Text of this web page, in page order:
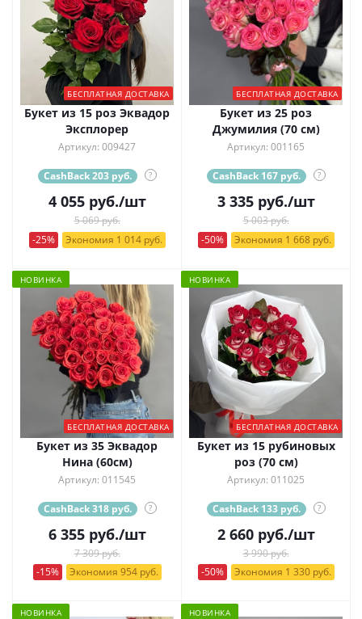
БЕСПЛАТНАЯ ДОСТАВКА
Букет из 15 роз Эквадор
Эксплорер
Артикул: 009427
CashBack 203 руб. ?
4 055руб./шт
5 069 руб.
-25%
Экономия 1 014 руб.
БЕСПЛАТНАЯ ДОСТАВКА
Букет из 25 роз
Джумилия (70 см)
Артикул: 001165
CashBack 167 руб. ?
3 335руб./шт
5 003 руб.
-50%
Экономия 1 668 руб.
НОВИНКА
БЕСПЛАТНАЯ ДОСТАВКА
Букет из 35 Эквадор
Нина (60см)
Артикул: 011545
CashBack 318 руб. ?
6 355руб./шт
7 309 руб.
-15%
Экономия 954 руб.
НОВИНКА
БЕСПЛАТНАЯ ДОСТАВКА
Букет из 15 рубиновых
роз (70 см)
Артикул: 011025
CashBack 133 руб. ?
2 660руб./шт
3 990 руб.
-50%
Экономия 1 330 руб.
НОВИНКА НОВИНКА